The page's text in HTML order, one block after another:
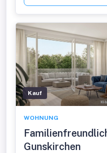
Kauf
WOHNUNG
Gunskirchen